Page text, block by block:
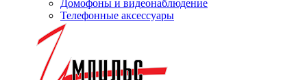
Домофоны и видеонаблюдение
Телефонные аксессуары